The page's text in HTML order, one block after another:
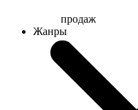
продаж
Жанры